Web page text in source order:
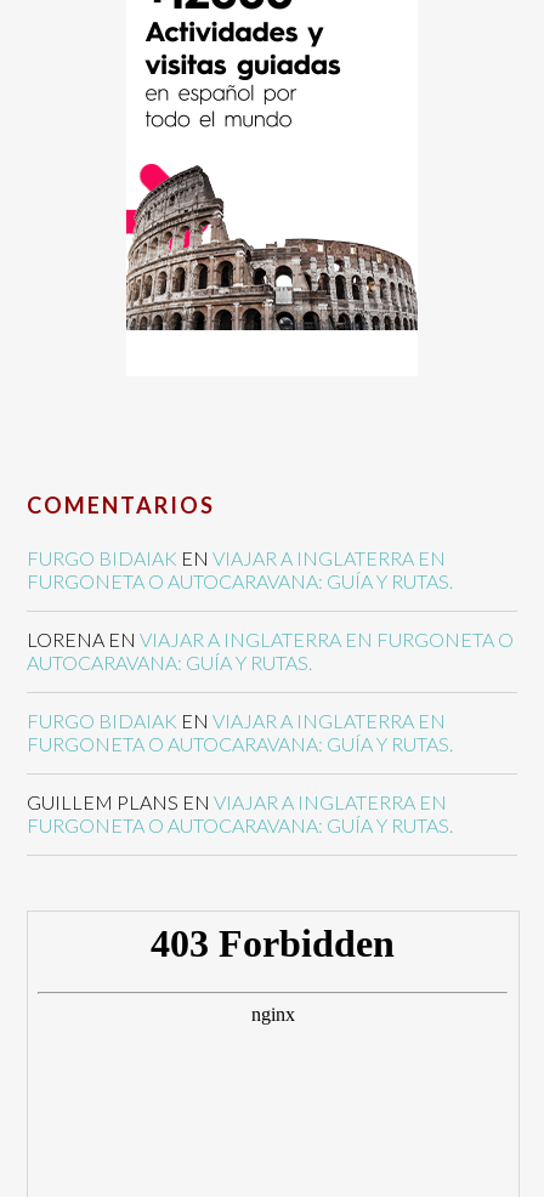
COMENTARIOS
FURGO BIDAIAK ENVIAJAR A INGLATERRA EN
FURGONETA O AUTOCARAVANA: GUÍA Y RUTAS.
LORENA ENVIAJAR A INGLATERRA EN FURGONETA O
AUTOCARAVANA: GUÍA Y RUTAS.
FURGO BIDAIAK ENVIAJAR A INGLATERRA EN
FURGONETA O AUTOCARAVANA: GUÍA Y RUTAS.
GUILLEM PLANS ENVIAJAR A INGLATERRA EN
FURGONETA O AUTOCARAVANA: GUÍA Y RUTAS.